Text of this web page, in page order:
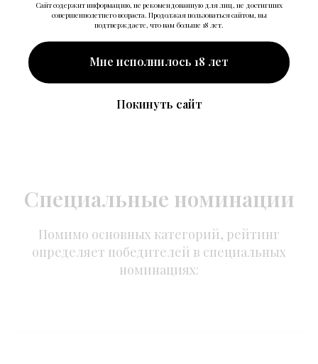
Сайт содержит информацию, не рекомендованную для лиц, не достигших
совершеннолетнего возраста. Продолжая пользоваться сайтом, вы
подтверждаете, что вам больше 18 лет.
Мне исполнилось 18 лет
Покинуть сайт
ВИННАЯ АССАМБЛЕЯ
29 октября 2026 г.
Специальные номинации
Помимо основных категорий, рейтинг
определяет победителей в специальных
номинациях: